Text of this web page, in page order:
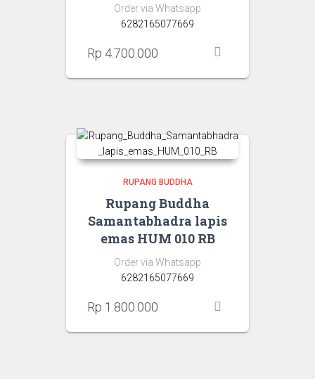
Order via Whatsapp
6282165077669
Rp 4.700.000
RUPANG BUDDHA
Rupang Buddha
Samantabhadra lapis
emas HUM 010 RB
Order via Whatsapp
6282165077669
Rp 1.800.000